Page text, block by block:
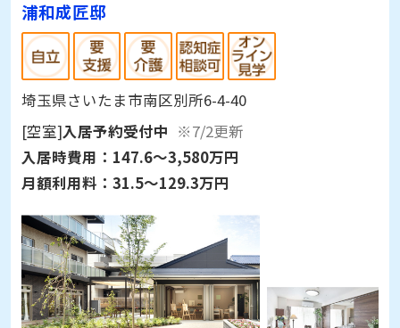
浦和成匠邸
埼玉県さいたま市南区別所6-4-40
[空室]入居予約受付中 ※7/2更新
入居時費用： 147.6～3,580万円
月額利用料： 31.5～129.3万円